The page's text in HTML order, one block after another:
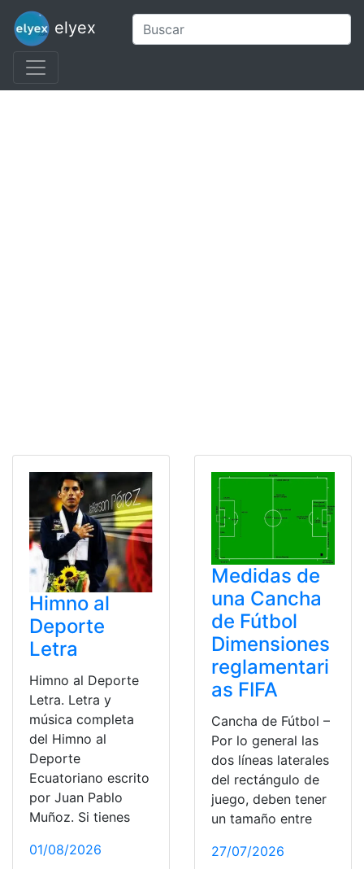
elyex
Himno al
Deporte
Letra
Himno al Deporte
Letra. Letra y
música completa
del Himno al
Deporte
Ecuatoriano escrito
por Juan Pablo
Muñoz. Si tienes
01/08/2026
Medidas de
una Cancha
de Fútbol
Dimensiones
reglamentari
as FIFA
Cancha de Fútbol –
Por lo general las
dos líneas laterales
del rectángulo de
juego, deben tener
un tamaño entre
27/07/2026